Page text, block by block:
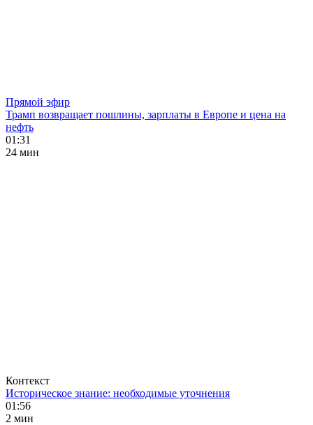
Прямой эфир
Трамп возвращает пошлины, зарплаты в Европе и цена на
нефть
01:31
24 мин
Контекст
Историческое знание: необходимые уточнения
01:56
2 мин